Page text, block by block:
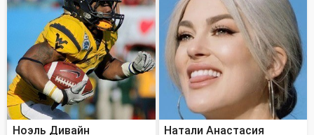
Ноэль Дивайн Натали Анастасия